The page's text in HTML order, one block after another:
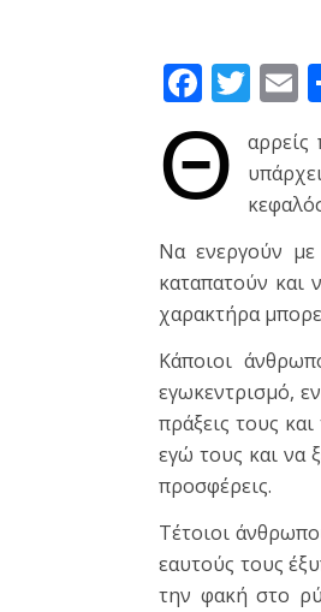
Θ
Να ενεργούν
καταπατούν και
χαρακτήρα
Κάποιοι
εγωκεντρισμό,
πράξεις τους
εγώ τους και να
προσφέρεις.
Τέτοιοι
εαυτούς τους
την φακή στο